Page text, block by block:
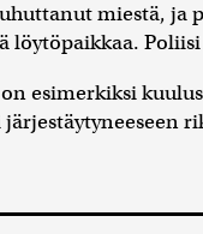
miestä, ja
löytöpaikkaa.
esimerkiksi